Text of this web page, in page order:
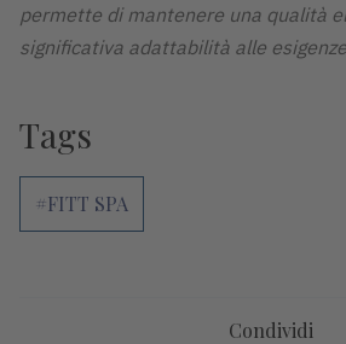
permette di mantenere una qualità
significativa adattabilità alle
Tags
#FITT SPA
Condividi